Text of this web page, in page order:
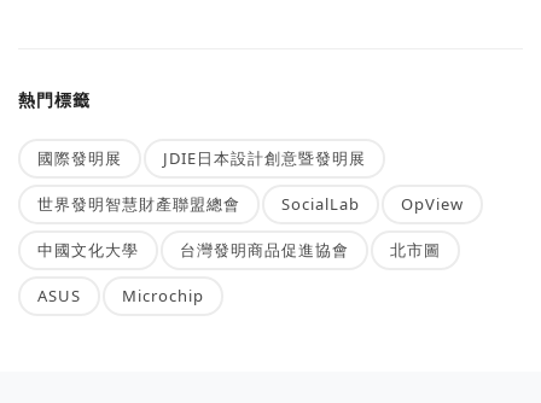
熱門標籤
國際發明展 JDIE日本設計創意暨發明展
世界發明智慧財產聯盟總會 SocialLab OpView
中國文化大學 台灣發明商品促進協會 北市圖
ASUS Microchip